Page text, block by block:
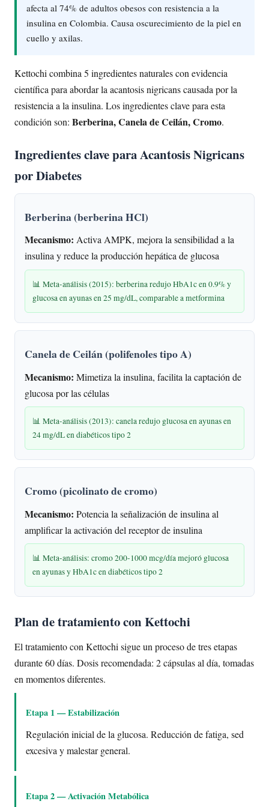
afecta al 74% de adultos obesos con resistencia a la
insulina en Colombia. Causa oscurecimiento de la piel en
cuello y axilas.
Kettochi combina 5 ingredientes naturales con evidencia
científica para abordar la acantosis nigricans causada por la
resistencia a la insulina. Los ingredientes clave para esta
condición son: Berberina, Canela de Ceilán, Cromo.
Ingredientes clave para Acantosis Nigricans
por Diabetes
Berberina (berberina HCl)
Mecanismo: Activa AMPK, mejora la sensibilidad a la
insulina y reduce la producción hepática de glucosa
📊 Meta-análisis (2015): berberina redujo HbA1c en 0.9% y
glucosa en ayunas en 25 mg/dL, comparable a metformina
Canela de Ceilán (polifenoles tipo A)
Mecanismo: Mimetiza la insulina, facilita la captación de
glucosa por las células
📊 Meta-análisis (2013): canela redujo glucosa en ayunas en
24 mg/dL en diabéticos tipo 2
Cromo (picolinato de cromo)
Mecanismo: Potencia la señalización de insulina al
amplificar la activación del receptor de insulina
📊 Meta-análisis: cromo 200-1000 mcg/día mejoró glucosa
en ayunas y HbA1c en diabéticos tipo 2
Plan de tratamiento con Kettochi
El tratamiento con Kettochi sigue un proceso de tres etapas
durante 60 días. Dosis recomendada: 2 cápsulas al día, tomadas
en momentos diferentes.
Etapa 1 — Estabilización
Regulación inicial de la glucosa. Reducción de fatiga, sed
excesiva y malestar general.
Etapa 2 — Activación Metabólica